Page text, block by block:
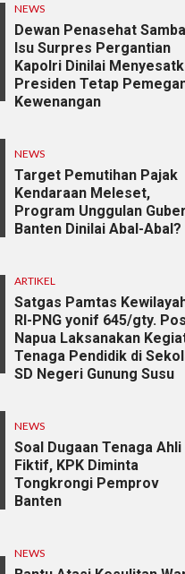
NEWS
Dewan Penasehat
Isu Surpres Pergantian
Kapolri Dinilai
Presiden Tetap
Kewenangan
NEWS
Target Pemutihan Pajak
Kendaraan Meleset,
Program Unggulan
Banten Dinilai Abal-Abal?
ARTIKEL
Satgas Pamtas
RI-PNG yonif 645/gty. Pos
Napua Laksanakan
Tenaga Pendidik di
SD Negeri Gunung Susu
NEWS
Soal Dugaan Tenaga Ahli
Fiktif, KPK Diminta
Tongkrongi Pemprov
Banten
NEWS